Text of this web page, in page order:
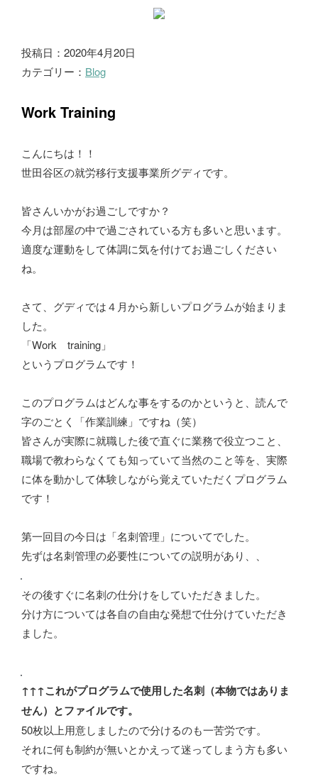
ブ
ロ
グ
投稿日：2020年4月20日
カテゴリー： Blog
Work Training
こんにちは！！
世田谷区の就労移行支援事業所グディです。
皆さんいかがお過ごしですか？
今月は部屋の中で過ごされている方も多いと思います。
適度な運動をして体調に気を付けてお過ごしください
ね。
さて、グディでは４月から新しいプログラムが始まりま
した。
「Work training」
というプログラムです！
このプログラムはどんな事をするのかというと、読んで
字のごとく「作業訓練」ですね（笑）
皆さんが実際に就職した後で直ぐに業務で役立つこと、
職場で教わらなくても知っていて当然のこと等を、実際
に体を動かして体験しながら覚えていただくプログラム
です！
第一回目の今日は「名刺管理」についてでした。
先ずは名刺管理の必要性についての説明があり、、
その後すぐに名刺の仕分けをしていただきました。
分け方については各自の自由な発想で仕分けていただき
ました。
↑↑↑これがプログラムで使用した名刺（本物ではありま
せん）とファイルです。
50枚以上用意しましたので分けるのも一苦労です。
それに何も制約が無いとかえって迷ってしまう方も多い
ですね。